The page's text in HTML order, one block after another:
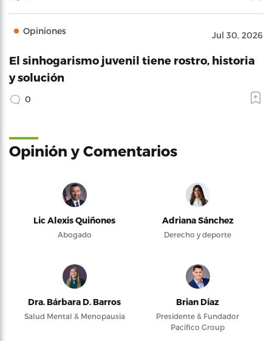
Opiniones Jul 30, 2026
El sinhogarismo juvenil tiene rostro, historia
y solución
0
Opinión y Comentarios
Lic Alexis Quiñones
Abogado
Adriana Sánchez
Derecho y deporte
Dra. Bárbara D. Barros
Salud Mental & Menopausia
Brian Díaz
Presidente & Fundador
Pacifico Group